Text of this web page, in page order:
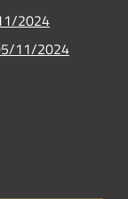
2024
11/2024